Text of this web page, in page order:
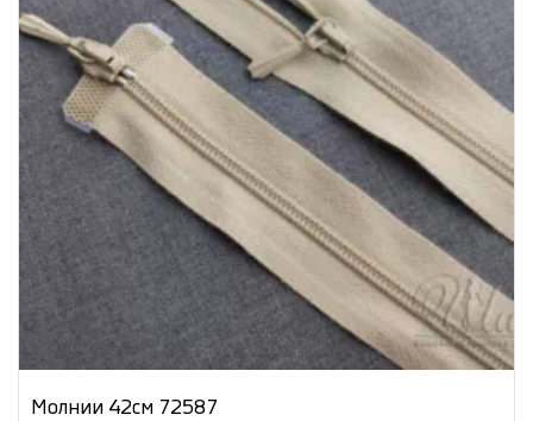
Молнии 42см 72587